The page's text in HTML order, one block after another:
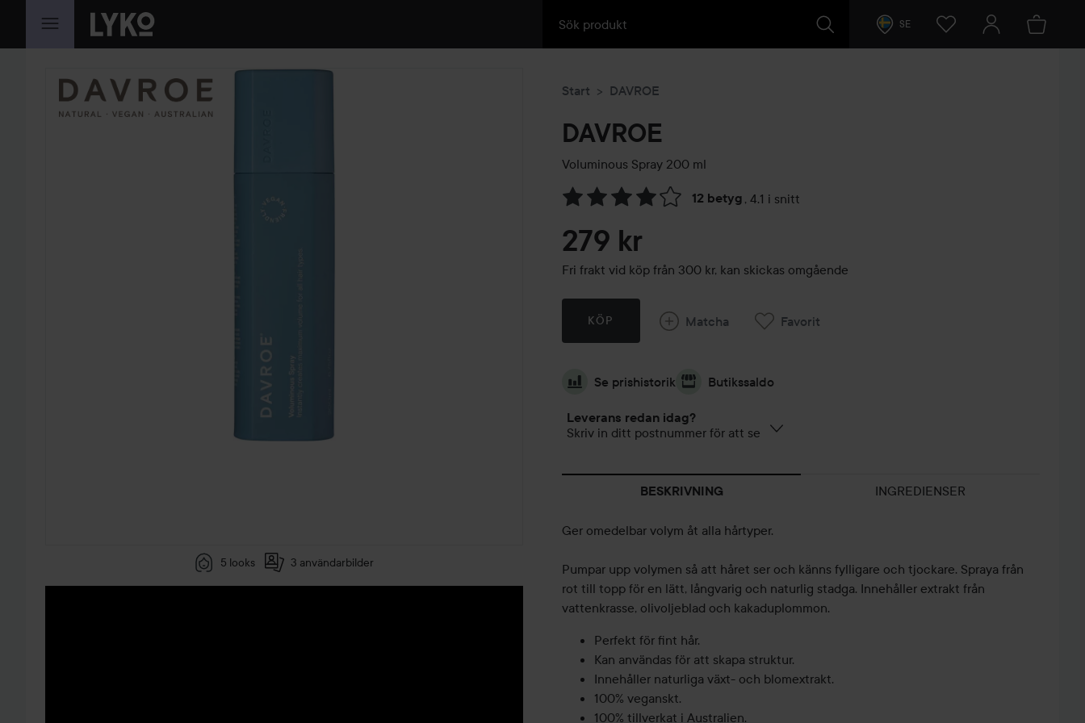
HOPPA TILL INNEHÅLLET SE
5 looks 3 användarbilder
Start DAVROE
DAVROE
Voluminous Spray 200 ml
12 betyg , 4.1 i snitt
Hoppa till Betyg & kommentarer
279 kr
Fri frakt vid köp från 300 kr, kan skickas omgående
KÖP Matcha Favorit
Se prishistorik Butikssaldo
Leverans redan idag?
Skriv in ditt postnummer för att se
BESKRIVNING INGREDIENSER
Ger omedelbar volym åt alla hårtyper.
Pumpar upp volymen så att håret ser och känns fylligare och tjockare. Spraya från
rot till topp för en lätt, långvarig och naturlig stadga. Innehåller extrakt från
vattenkrasse, olivoljeblad och kakaduplommon.
Perfekt för fint hår.
Kan användas för att skapa struktur.
Innehåller naturliga växt- och blomextrakt.
100% veganskt.
100% tillverkat i Australien.